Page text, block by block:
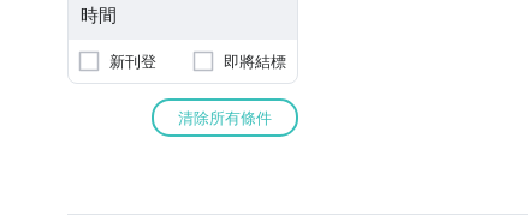
時間
新刊登 即將結標
清除所有條件